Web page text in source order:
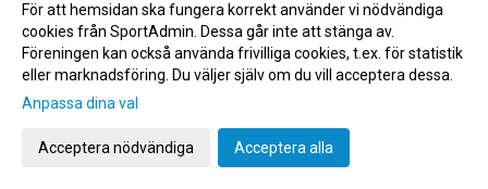
T-shirt till för försäljning 20:-/styck 2018-11-21 19:51
PANTAMERA 2018-11-21 19:40
Sekk.väskan till Tiundaskolan / UHK förrådet i Fyrishov 2018-11-18 09:21
Uppsala HK:s nya kanslist!
P04 klara till USM steg 3 :-)
För att hemsidan ska fungera korrekt använder vi nödvändiga
cookies från SportAdmin. Dessa går inte att stänga av.
Föreningen kan också använda frivilliga cookies, t.ex. för statistik
eller marknadsföring. Du väljer själv om du vill acceptera dessa.
Anpassa dina val
Acceptera nödvändiga Acceptera alla